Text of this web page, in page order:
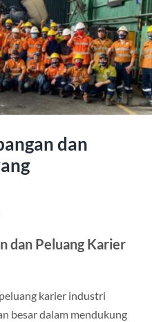
dan
dan Peluang Karier
karier industri
besar dalam mendukung